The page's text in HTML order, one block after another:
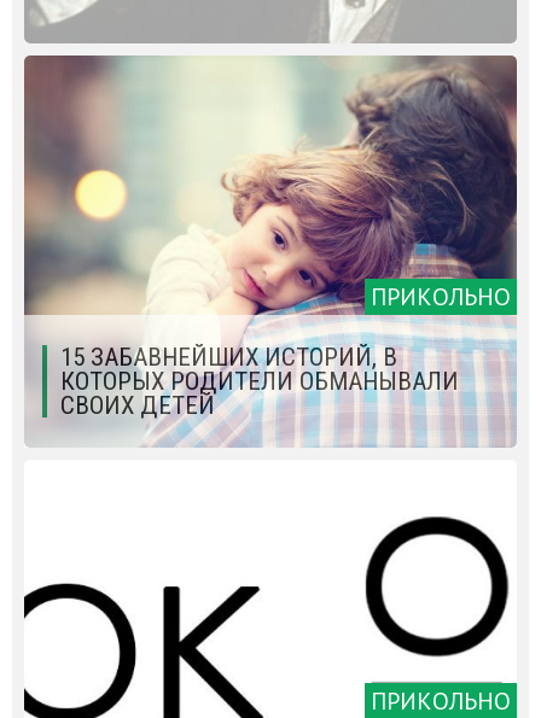
ПРИКОЛЬНО
15 ЗАБАВНЕЙШИХ ИСТОРИЙ, В
КОТОРЫХ РОДИТЕЛИ ОБМАНЫВАЛИ
СВОИХ ДЕТЕЙ
ПРИКОЛЬНО